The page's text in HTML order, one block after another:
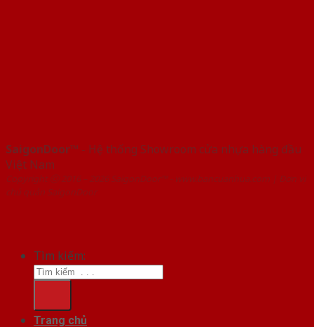
SaigonDoor™ - Hệ thống Showroom cửa nhựa hàng đầu
Việt Nam
Copyright ⓒ 2016 – 2026 SaigonDoor™ - www.bancuanhua.com | Đơn vị
chủ quản SaigonDoor
Tìm kiếm:
Trang chủ